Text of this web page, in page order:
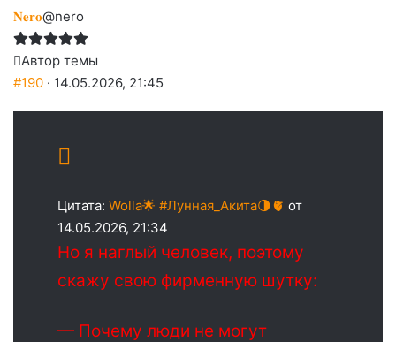
𝐍𝐞𝐫𝐨@nero
Автор темы
#190 · 14.05.2026, 21:45
Цитата: Wolla🌟 #Лунная_Акита🌗🫀 от
14.05.2026, 21:34
Но я наглый человек, поэтому
скажу свою фирменную шутку:
— Почему люди не могут